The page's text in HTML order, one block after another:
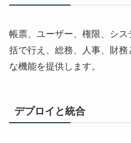
帳票、ユーザー、権限、シ
括で行え、総務、人事、財
な機能を提供します。
デプロイと統合